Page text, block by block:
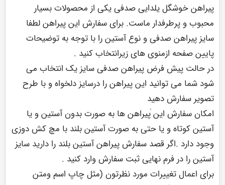
پیراهن خوشگل یلدایی صدفی یکی از محصولات بسیار
محبوب و پرطرفدار ماست. برای سفارش این پیراهن لطفا
سایز پیراهن صدفی و نوع آستین را با توجه به توضیحات
پایین صفحه ازمنوی های زیرانتخاب کنید .
در حالت پیش فرض پیراهن صدفی سایز یک انتخاب می
شود شما می توانید این پیراهن را درسایز دلخواه و با طرح
تصویر سفارش دهید
امکان سفارش این ٰپیراهن ها به صورت بدون آستین و یا
آستین کوتاه و یا حتی به صورت آستین بلند با مچ کش دوزی
وجود دارد .اگر قصد سفارش پیراهن آستین بلند را دارید سایز
آستین را در فرم نهایی ثبت سفارش وارد کنید .
برای اعمال تغییرات مورد نظرتون (مثل چاپ اسم ومتن